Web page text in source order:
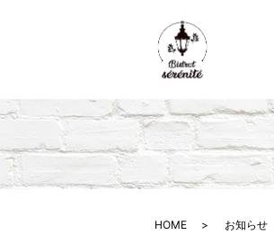
HOME お知らせ